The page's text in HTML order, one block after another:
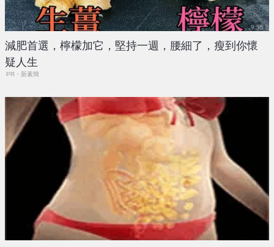
減肥首選，檸檬加它，堅持一週，腰細了，瘦到你懷
疑人生
PR・新素簡